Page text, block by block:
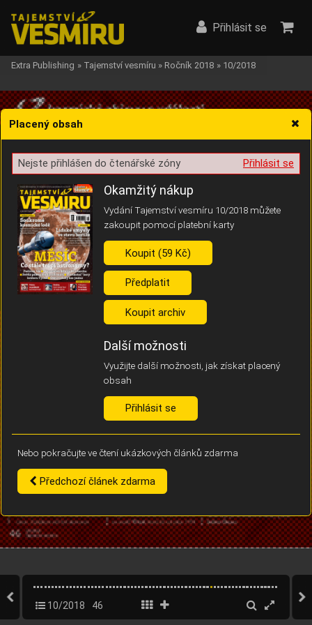
Žádost o souhlas s ukládáním volitelných informací
Pro základní fungování webu nepotřebujeme ukládat žádné informace
(tzv. cookies apod.). Rádi bychom vás ale požádali o souhlas s
uložením volitelných informací:
Anonymní unikátní ID
Díky němu příště poznáme, že se jedná o stejné zařízení, a
Identifikátor je zcela anonymní.
Vaše souhlasy a odmítnutí si ukládáme do vašeho zařízení, abychom se
vás už příště znovu neptali. Můžete je kdykoli později upravit ve Správě
Přihlásit se
Extra Publishing » Tajemství vesmíru » Ročník 2018 » 10/2018
10/2018 46
Placený obsah
Přihlásit se
Nejste přihlášen do čtenářské zóny
Okamžitý nákup
Vydání Tajemství vesmíru 10/2018 můžete
zakoupit pomocí platební karty
Koupit (59 Kč)
Předplatit
Koupit archiv
Další možnosti
Využijte další možnosti, jak získat placený
obsah
Přihlásit se
Nebo pokračujte ve čtení ukázkových článků zdarma
Předchozí článek zdarma